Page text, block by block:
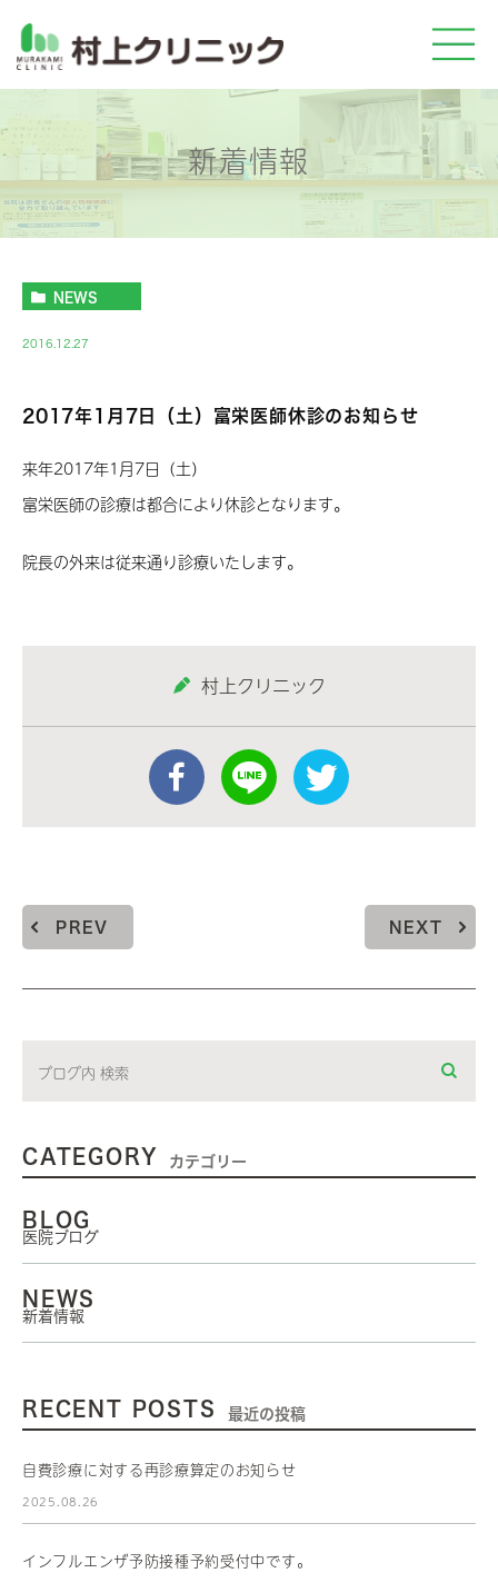
新着情報
NEWS
2016.12.27
2017年1月7日（土）富栄医師休診のお知らせ
来年2017年1月7日（土）
富栄医師の診療は都合により休診となります。
院長の外来は従来通り診療いたします。
村上クリニック
PREV NEXT
CATEGORY カテゴリー
BLOG
医院ブログ
NEWS
新着情報
RECENT POSTS 最近の投稿
自費診療に対する再診療算定のお知らせ
2025.08.26
インフルエンザ予防接種予約受付中です。